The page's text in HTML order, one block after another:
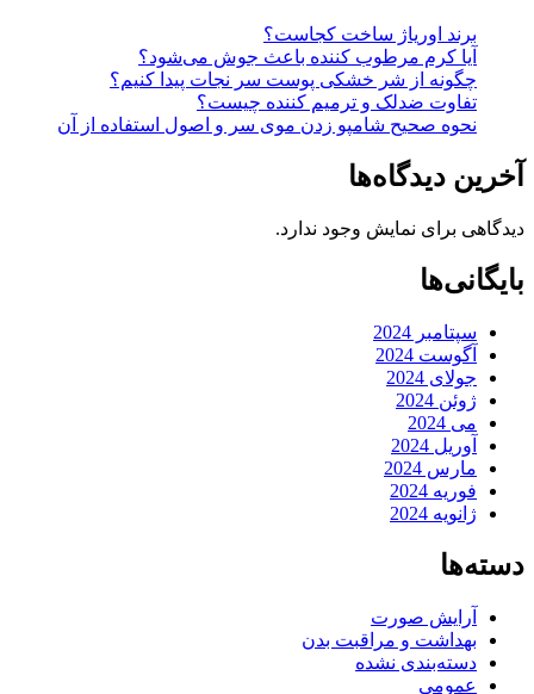
برند اوریاژ ساخت کجاست؟
آیا کرم مرطوب کننده باعث جوش می‌شود؟
چگونه از شر خشکی پوست سر نجات پیدا کنیم؟
تفاوت ضدلک و ترمیم کننده چیست؟
نحوه صحیح شامپو زدن موی سر و اصول استفاده از آن
آخرین دیدگاه‌ها
دیدگاهی برای نمایش وجود ندارد.
بایگانی‌ها
سپتامبر 2024
آگوست 2024
جولای 2024
ژوئن 2024
می 2024
آوریل 2024
مارس 2024
فوریه 2024
ژانویه 2024
دسته‌ها
آرایش صورت
بهداشت و مراقبت بدن
دسته‌بندی نشده
عمومی